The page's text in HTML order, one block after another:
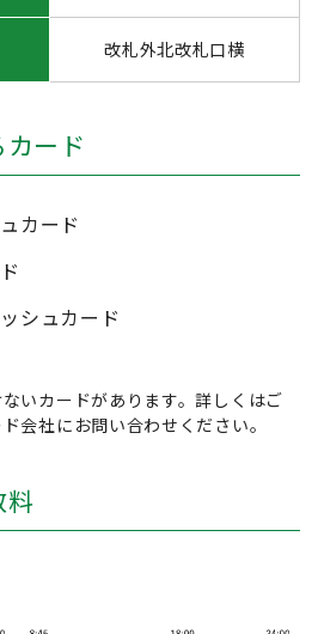
改札外北改札口横
ード
カード
シュカード
いカードがあります。詳しくはご
会社にお問い合わせください。
料